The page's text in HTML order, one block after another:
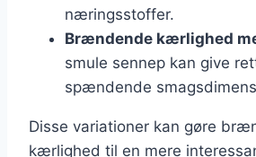
næringsstoffer.
Brændende kærlighed
smule sennep kan give
spændende
Disse variationer kan gøre
kærlighed til en mere